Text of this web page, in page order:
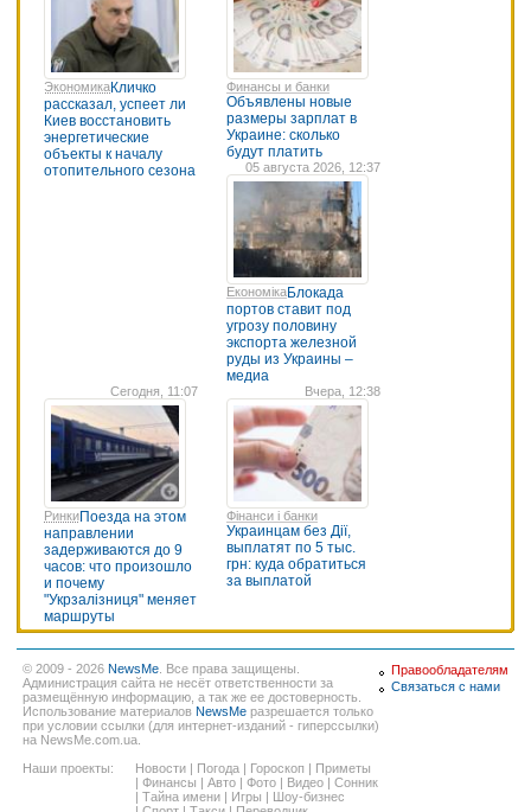
ЭкономикаКличко
рассказал, успеет ли
Киев восстановить
энергетические
объекты к началу
отопительного сезона
Финансы и банки
Объявлены новые
размеры зарплат в
Украине: сколько
будут платить
05 августа 2026, 12:37
ЕкономікаБлокада
портов ставит под
угрозу половину
экспорта железной
руды из Украины –
медиа
Сегодня, 11:07
РинкиПоезда на этом
направлении
задерживаются до 9
часов: что произошло
и почему
"Укрзалізниця" меняет
маршруты
Вчера, 12:38
Фінанси і банки
Украинцам без Дії,
выплатят по 5 тыс.
грн: куда обратиться
за выплатой
© 2009 - 2026 NewsMe . Все права защищены.
Администрация сайта не несёт ответственности за
размещённую информацию, а так же ее достоверность.
Использование материалов NewsMe разрешается только
при условии ссылки (для интернет-изданий - гиперссылки)
на NewsMe.com.ua.
Наши проекты:
Новости | Погода | Гороскоп | Приметы
| Финансы | Авто | Фото | Видео | Сонник
| Тайна имени | Игры | Шоу-бизнес
Правообладателям
Связаться с нами